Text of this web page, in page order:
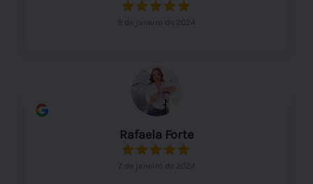
9 de janeiro de 2024
Rafaela Forte
7 de janeiro de 2024